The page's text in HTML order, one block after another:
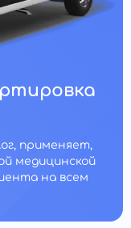
применяет,
медицинской
на всем